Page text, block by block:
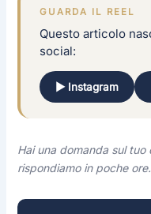
GUARDA IL REEL
Questo articolo
social:
▶ Instagram
Hai una domanda sul tuo
rispondiamo in poche ore.